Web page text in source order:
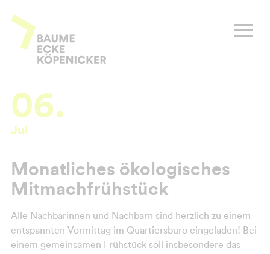
Inhalt
springen
Baume Ecke Köpenicker
06.
Jul
Monatliches ökologisches
Mitmachfrühstück
Alle Nachbarinnen und Nachbarn sind herzlich zu einem
entspannten Vormittag im Quartiersbüro eingeladen! Bei
einem gemeinsamen Frühstück soll insbesondere das